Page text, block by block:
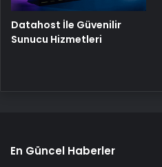
Datahost İle Güvenilir
Sunucu Hizmetleri
En Güncel Haberler